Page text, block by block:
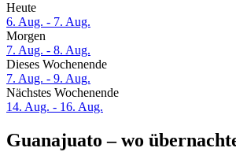
Heute
6. Aug. - 7. Aug.
Morgen
7. Aug. - 8. Aug.
Dieses Wochenende
7. Aug. - 9. Aug.
Nächstes Wochenende
14. Aug. - 16. Aug.
Guanajuato – wo